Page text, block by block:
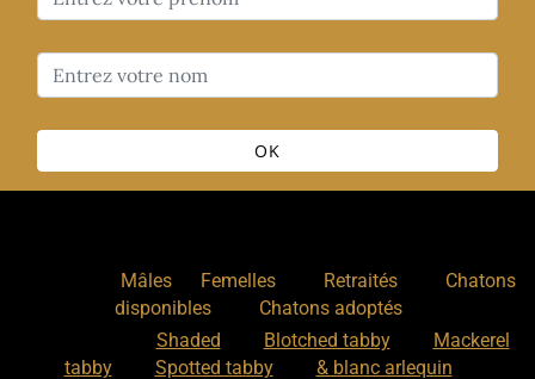
OK
Mâles Femelles Retraités
Chatons
disponibles
Chatons adoptés
Shaded Blotched tabby
Mackerel
tabby
Spotted tabby & blanc arlequin